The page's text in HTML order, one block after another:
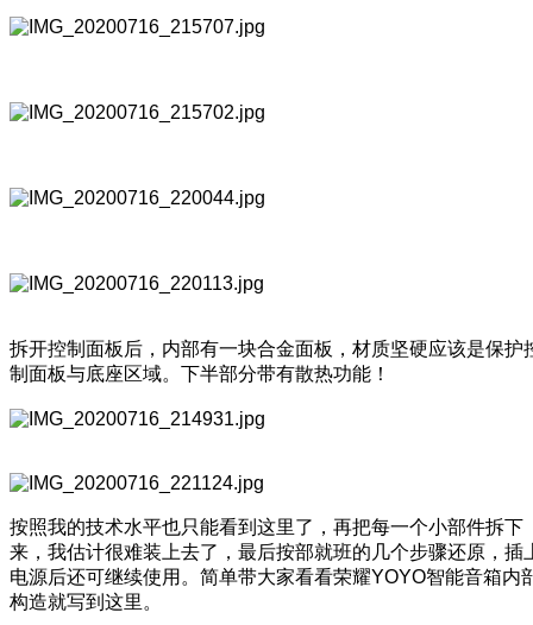
拆开控制面板后，内部有一块合金面板，材质坚硬应该是保护
制面板与底座区域。下半部分带有散热功能！
按照我的技术水平也只能看到这里了，再把每一个小部件拆下
来，我估计很难装上去了，最后按部就班的几个步骤还原，插
电源后还可继续使用。简单带大家看看荣耀YOYO智能音箱内
构造就写到这里。